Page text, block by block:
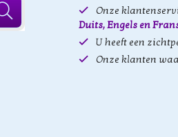
Onze
Duits, Engels en
U heeft een
Onze klanten